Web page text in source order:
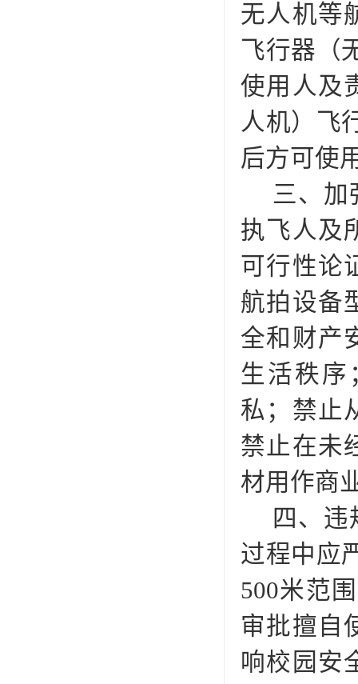
无人机等
飞行器
使用人及
人机）飞
后方可使
三、加
执飞人及
可行性论
航拍设备
全和财产
生活秩序
私；禁止
禁止在未
材用作商
四、
过程中应
500米范
审批擅自
响校园安